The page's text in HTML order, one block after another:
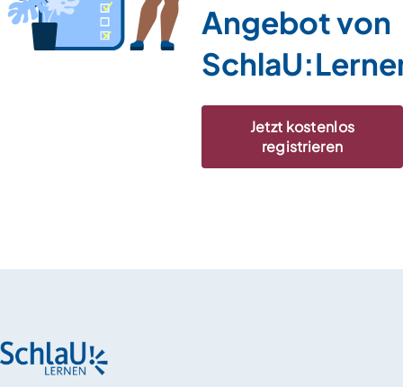
Angebot von
Jetzt kostenlos
registrieren